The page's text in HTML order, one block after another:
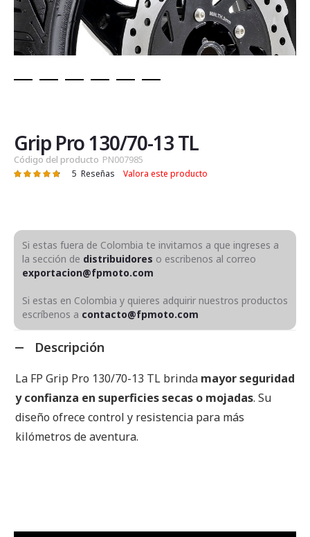
de
la
galería
de
Grip Pro 130/70-13 TL
Código del producto PN007985
Valoración: 5 Reseñas Valora este producto
Si estas fuera de Colombia te invitamos a que ingreses a
la sección de distribuidores o escribenos al correo
exportacion@fpmoto.com
Si estas en Colombia y quieres adquirir nuestros productos
escríbenos a contacto@fpmoto.com
Descripción
La FP Grip Pro 130/70-13 TL brinda mayor seguridad
y confianza en superficies secas o mojadas. Su
diseño ofrece control y resistencia para más
kilómetros de aventura.